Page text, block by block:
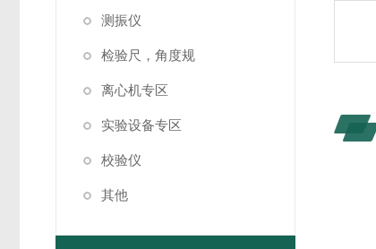
测振仪
检验尺，角度规
离心机专区
实验设备专区
校验仪
其他